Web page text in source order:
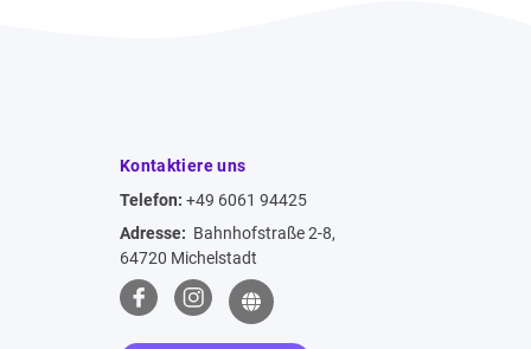
Kontaktiere uns
Telefon: +49 6061 94425
Adresse: Bahnhofstraße 2-8,
64720 Michelstadt